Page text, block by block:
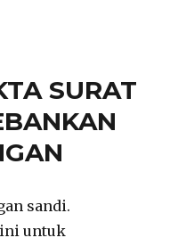
SURAT
sandi.
untuk